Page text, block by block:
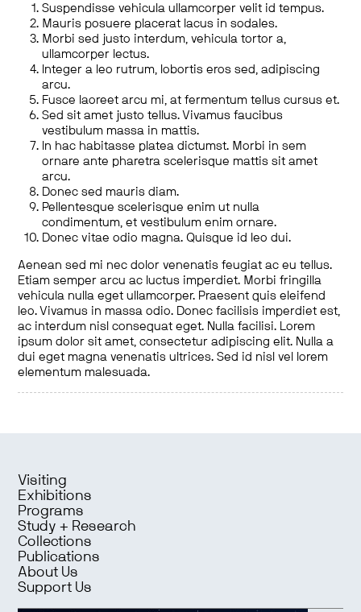
Suspendisse vehicula ullamcorper velit id tempus.
Mauris posuere placerat lacus in sodales.
Morbi sed justo interdum, vehicula tortor a,
ullamcorper lectus.
Integer a leo rutrum, lobortis eros sed, adipiscing
arcu.
Fusce laoreet arcu mi, at fermentum tellus cursus et.
Sed sit amet justo tellus. Vivamus faucibus
vestibulum massa in mattis.
In hac habitasse platea dictumst. Morbi in sem
ornare ante pharetra scelerisque mattis sit amet
arcu.
Donec sed mauris diam.
Pellentesque scelerisque enim ut nulla
condimentum, et vestibulum enim ornare.
Donec vitae odio magna. Quisque id leo dui.
Aenean sed mi nec dolor venenatis feugiat ac eu tellus.
Etiam semper arcu ac luctus imperdiet. Morbi fringilla
vehicula nulla eget ullamcorper. Praesent quis eleifend
leo. Vivamus in massa odio. Donec facilisis imperdiet est,
ac interdum nisl consequat eget. Nulla facilisi. Lorem
ipsum dolor sit amet, consectetur adipiscing elit. Nulla a
dui eget magna venenatis ultrices. Sed id nisl vel lorem
elementum malesuada.
Visiting
Exhibitions
Programs
Study + Research
Collections
Publications
About Us
Support Us